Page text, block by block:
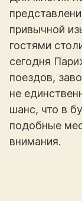
привычной
гостями
сегодня
поездов,
не
шанс, что в
подобные
внимания.